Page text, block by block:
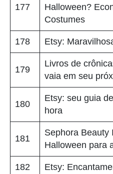
177
Halloween?
Costumes
178 Etsy:
179
Livros de
vaia em seu
180
Etsy: seu guia
hora
181
Sephora Beauty
Halloween para
182 Etsy: